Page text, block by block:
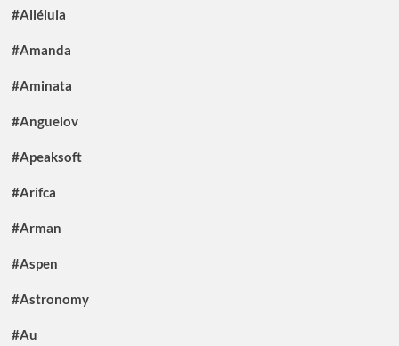
#Alléluia
#Amanda
#Aminata
#Anguelov
#Apeaksoft
#Arifca
#Arman
#Aspen
#Astronomy
#Au